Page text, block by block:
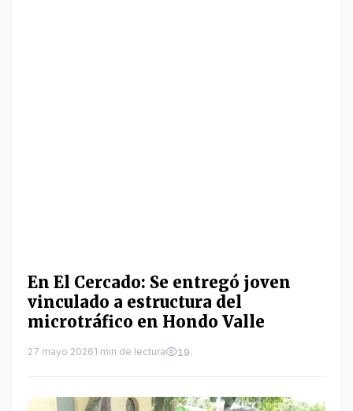
En El Cercado: Se entregó joven
vinculado a estructura del
microtráfico en Hondo Valle
27 mayo 20261 min de lectura 19